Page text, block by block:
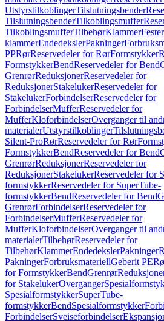
UtstyrstilkoblingerTilslutningsbender
TilslutningsbenderTilkoblingsmuffer
TilkoblingsmufferTilbehørKlammer
klammerEndedekslerPakninger
PPRørReservedeler for RørFormstykker
FormstykkerBendReservedeler for Bend
GrenrørReduksjonerReservedeler for
ReduksjonerStakelukerReservedeler for
StakelukerForbindelserReservedeler for
ForbindelserMufferReservedeler for
MufferKloforbindelserOverganger til
materialerUtstyrstilkoblinger
Silent-ProRørReservedeler for Rør
FormstykkerBendReservedeler for Bend
GrenrørReduksjonerReservedeler for
ReduksjonerStakelukerReservedeler for
formstykkerReservedeler for SuperTube-
formstykkerBendReservedeler for Bend
GrenrørForbindelserReservedeler for
ForbindelserMufferReservedeler for
MufferKloforbindelserOverganger til
materialerTilbehørReservedeler for
TilbehørKlammerEndedekslerPakninger
PakningerForbruksmateriellGeberit PE
for FormstykkerBendGrenrør
for StakelukerOverganger
SpesialformstykkerSuperTube-
formstykkerBendSpesialformstykker
ForbindelserSveiseforbindelser